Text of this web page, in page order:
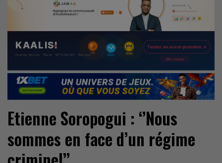
Etienne Soropogui : ‘’Nous
sommes en face d’un régime